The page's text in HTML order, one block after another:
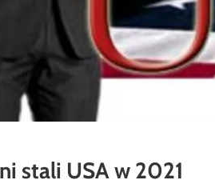
stali USA w 2021